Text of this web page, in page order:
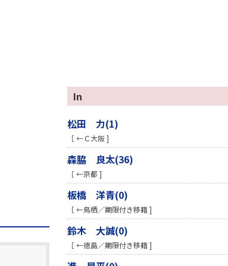
In
松田 力(1)
［ ←Ｃ大阪 ]
森脇 良太(36)
［ ←京都 ]
板橋 洋青(0)
［ ←鳥栖／期限付き移籍 ]
鈴木 大誠(0)
［ ←徳島／期限付き移籍 ]